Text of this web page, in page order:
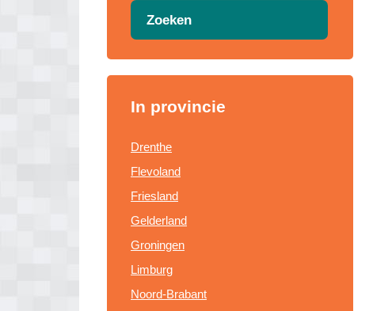
Zoeken
In provincie
Drenthe
Flevoland
Friesland
Gelderland
Groningen
Limburg
Noord-Brabant